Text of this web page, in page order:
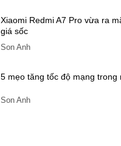
Lộ diện điện thoại giá 3 triệu,
trâu?
Son Anh
Xiaomi Redmi A7 Pro vừa ra
giá sốc
Son Anh